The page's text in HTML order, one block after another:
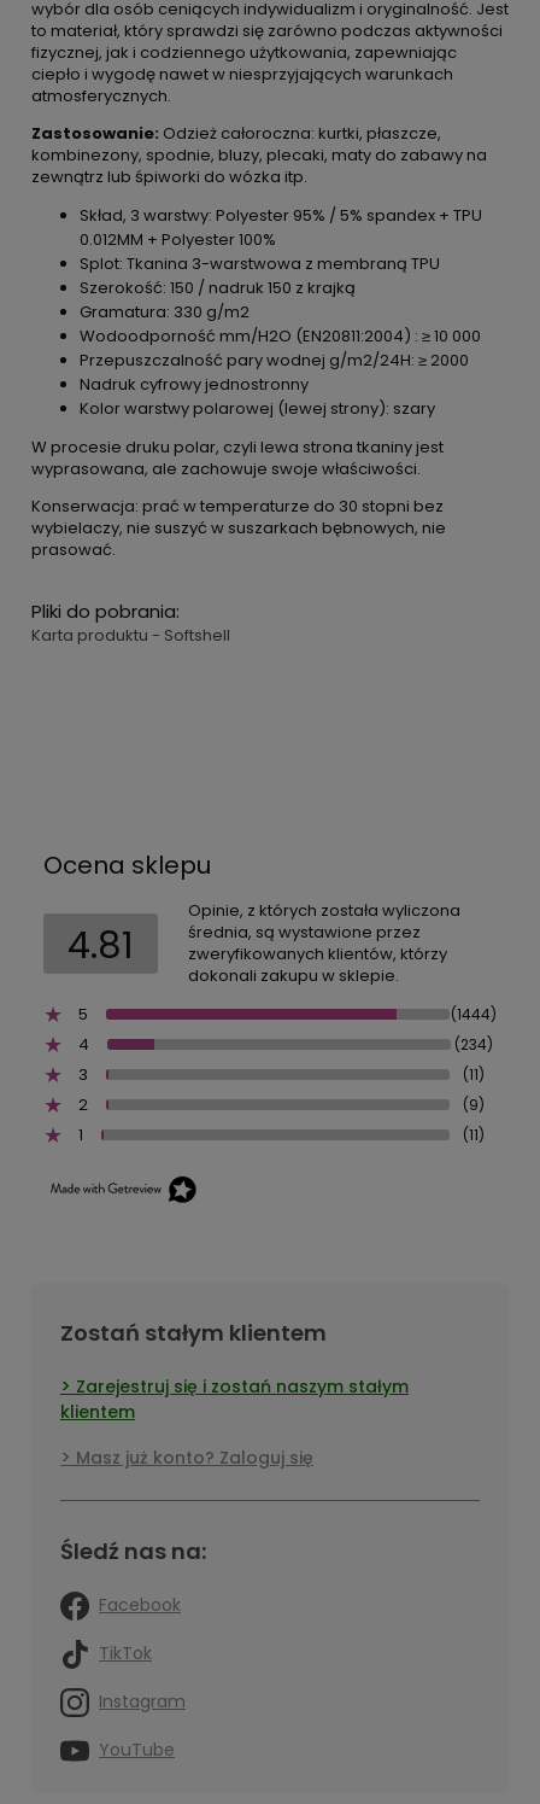
wybór dla osób ceniących indywidualizm i oryginalność. Jest
to materiał, który sprawdzi się zarówno podczas aktywności
fizycznej, jak i codziennego użytkowania, zapewniając
ciepło i wygodę nawet w niesprzyjających warunkach
atmosferycznych.
Zastosowanie: Odzież całoroczna: kurtki, płaszcze,
kombinezony, spodnie, bluzy, plecaki, maty do zabawy na
zewnątrz lub śpiworki do wózka itp.
Skład, 3 warstwy: Polyester 95% / 5% spandex + TPU
0.012MM + Polyester 100%
Splot: Tkanina 3-warstwowa z membraną TPU
Szerokość: 150 / nadruk 150 z krajką
Gramatura: 330 g/m2
Wodoodporność mm/H2O (EN20811:2004) : ≥ 10 000
Przepuszczalność pary wodnej g/m2/24H: ≥ 2000
Nadruk cyfrowy jednostronny
Kolor warstwy polarowej (lewej strony): szary
W procesie druku polar, czyli lewa strona tkaniny jest
wyprasowana, ale zachowuje swoje właściwości.
Konserwacja: prać w temperaturze do 30 stopni bez
wybielaczy, nie suszyć w suszarkach bębnowych, nie
prasować.
Pliki do pobrania:
Karta produktu - Softshell
Ocena sklepu
4.81
Opinie, z których została wyliczona
średnia, są wystawione przez
zweryfikowanych klientów, którzy
dokonali zakupu w sklepie.
5
(1444)
4 (234)
3 (11)
2 (9)
1 (11)
Zostań stałym klientem
Zarejestruj się i zostań naszym stałym
klientem
Masz już konto? Zaloguj się
Śledź nas na:
Facebook
TikTok
Instagram
YouTube